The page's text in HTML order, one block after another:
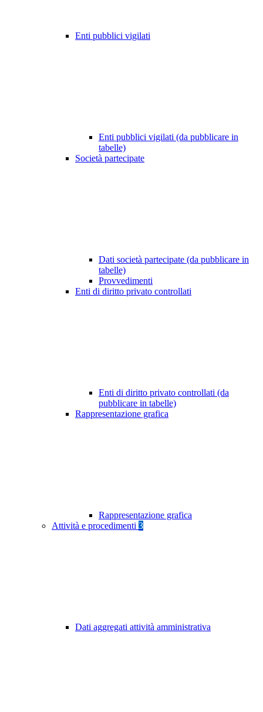
Enti pubblici vigilati
Enti pubblici vigilati (da pubblicare in
tabelle)
Società partecipate
Dati società partecipate (da pubblicare in
tabelle)
Provvedimenti
Enti di diritto privato controllati
Enti di diritto privato controllati (da
pubblicare in tabelle)
Rappresentazione grafica
Rappresentazione grafica
Attività e procedimenti 3
Dati aggregati attività amministrativa